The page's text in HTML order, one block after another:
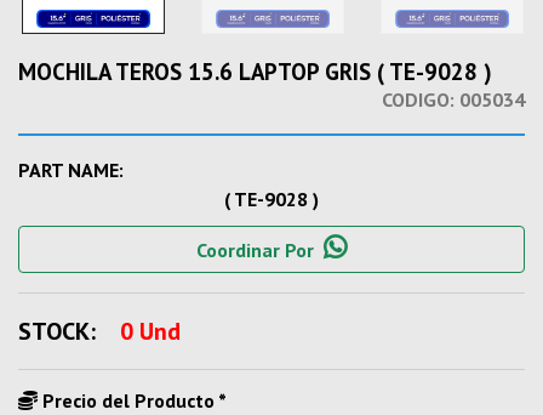
MOCHILA TEROS 15.6 LAPTOP GRIS ( TE-9028 )
CODIGO: 005034
PART NAME:
( TE-9028 )
Coordinar Por
STOCK: 0 Und
Precio del Producto *